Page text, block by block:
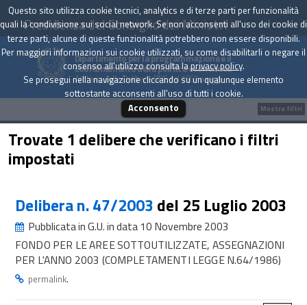
Presidenza del Consiglio dei Ministri
Dipartimento per la programmazione e il
coordinamento della politica economica
Archivio delle Delibere CIPE dal 1967 a oggi
Trovate 1 delibere che verificano i filtri
impostati
Delibera n. 47/2003 del 25 Luglio 2003
Pubblicata in G.U. in data 10 Novembre 2003
FONDO PER LE AREE SOTTOUTILIZZATE, ASSEGNAZIONI
PER L'ANNO 2003 (COMPLETAMENTI LEGGE N.64/1986)
permalink.
Mostra filtri
Questo sito utilizza cookie tecnici, analytics e di terze parti per funzionalità
quali la condivisione sui social network. Se non acconsenti all'uso dei cookie di
terze parti, alcune di queste funzionalità potrebbero non essere disponibili.
Per maggiori informazioni sui cookie utilizzati, su come disabilitarli o negare il
consenso all'utilizzo consulta laprivacy policy.
Se prosegui nella navigazione cliccando su un qualunque elemento
sottostante acconsenti all'uso di tutti i cookie.
Acconsento